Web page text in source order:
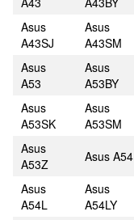
Asus
A43SJ
Asus
A43SM
Asus
A53
Asus
A53BY
Asus
A53SK
Asus
A53SM
Asus
A53Z
Asus A54
Asus
A54L
Asus
A54LY